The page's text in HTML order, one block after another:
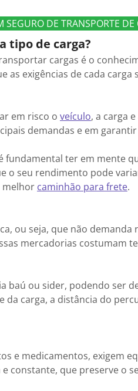
DE TRANSPORTE DE
tipo de carga?
cargas é o
exigências de cada carga
em risco o veículo, a carga
demandas e em
fundamental ter em mente
o seu rendimento pode
melhor caminhão para frete.
ou seja, que não
mercadorias costumam
ou sider, podendo ser
carga, a distância do
e medicamentos, exigem
constante, que preserve o